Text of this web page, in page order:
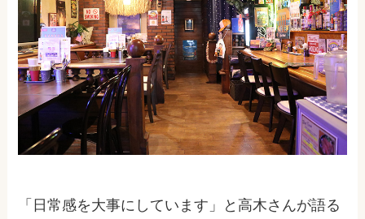
「日常感を大事にしています」と高木さんが語る